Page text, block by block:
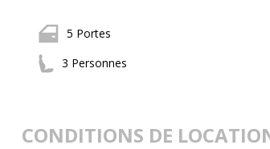
5 Portes
3 Personnes
CONDITIONS DE